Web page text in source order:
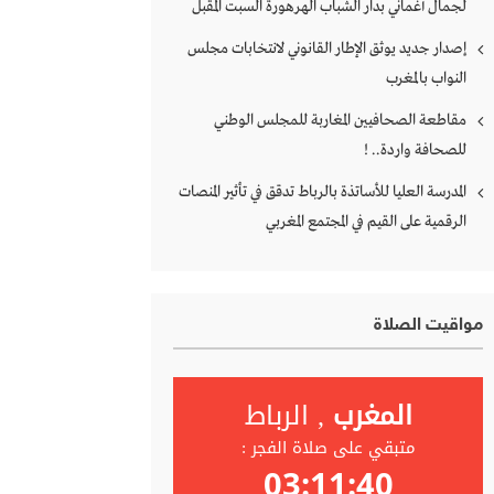
لجمال أغماني بدار الشباب الهرهورة السبت المقبل
إصدار جديد يوثق الإطار القانوني لانتخابات مجلس
النواب بالمغرب
مقاطعة الصحافيين المغاربة للمجلس الوطني
للصحافة واردة.. !
المدرسة العليا للأساتذة بالرباط تدقق في تأثير المنصات
الرقمية على القيم في المجتمع المغربي
مواقيت الصلاة